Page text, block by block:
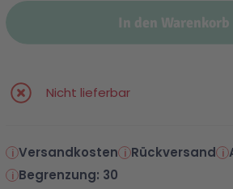
In den Warenkorb
Nicht lieferbar
Versandkosten Rückversand
Begrenzung: 30